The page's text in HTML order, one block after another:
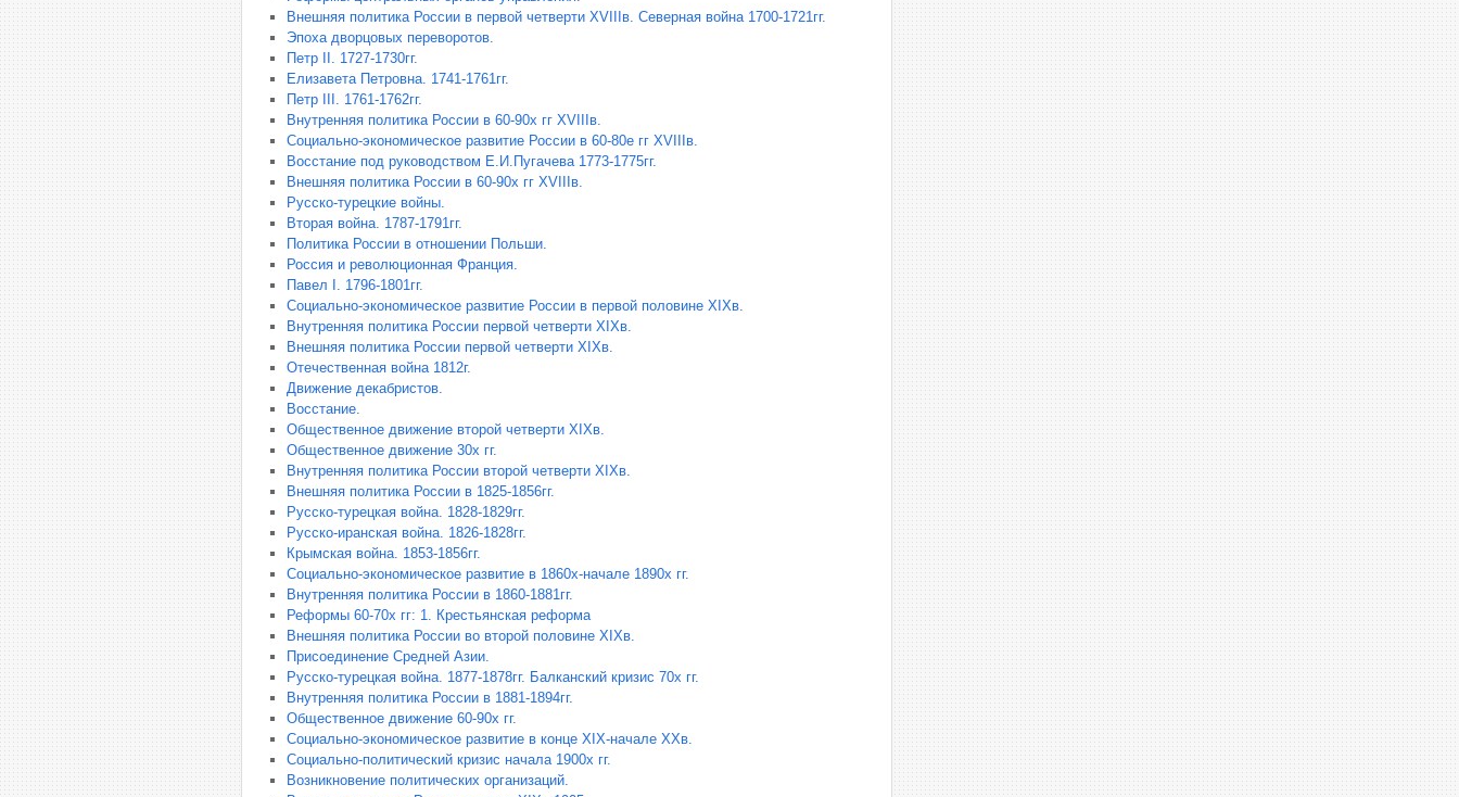
Внешняя политика России в первой четверти XVIIIв. Северная война 1700-1721гг.
Эпоха дворцовых переворотов.
Петр II. 1727-1730гг.
Елизавета Петровна. 1741-1761гг.
Петр III. 1761-1762гг.
Внутренняя политика России в 60-90х гг XVIIIв.
Социально-экономическое развитие России в 60-80е гг XVIIIв.
Восстание под руководством Е.И.Пугачева 1773-1775гг.
Внешняя политика России в 60-90х гг XVIIIв.
Русско-турецкие войны.
Вторая война. 1787-1791гг.
Политика России в отношении Польши.
Россия и революционная Франция.
Павел I. 1796-1801гг.
Социально-экономическое развитие России в первой половине XIXв.
Внутренняя политика России первой четверти XIXв.
Внешняя политика России первой четверти XIXв.
Отечественная война 1812г.
Движение декабристов.
Восстание.
Общественное движение второй четверти XIXв.
Общественное движение 30х гг.
Внутренняя политика России второй четверти XIXв.
Внешняя политика России в 1825-1856гг.
Русско-турецкая война. 1828-1829гг.
Русско-иранская война. 1826-1828гг.
Крымская война. 1853-1856гг.
Социально-экономическое развитие в 1860х-начале 1890х гг.
Внутренняя политика России в 1860-1881гг.
Реформы 60-70х гг: 1. Крестьянская реформа
Внешняя политика России во второй половине XIXв.
Присоединение Средней Азии.
Русско-турецкая война. 1877-1878гг. Балканский кризис 70х гг.
Внутренняя политика России в 1881-1894гг.
Общественное движение 60-90х гг.
Социально-экономическое развитие в конце XIX-начале XXв.
Социально-политический кризис начала 1900х гг.
Возникновение политических организаций.